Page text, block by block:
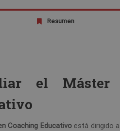
Resumen
el Máster
Coaching Educativoestá dirigido